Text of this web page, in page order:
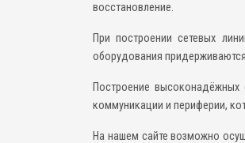
восстановление.
При построении сетевых
оборудования
Построение
коммуникации и периферии,
На нашем сайте возможно